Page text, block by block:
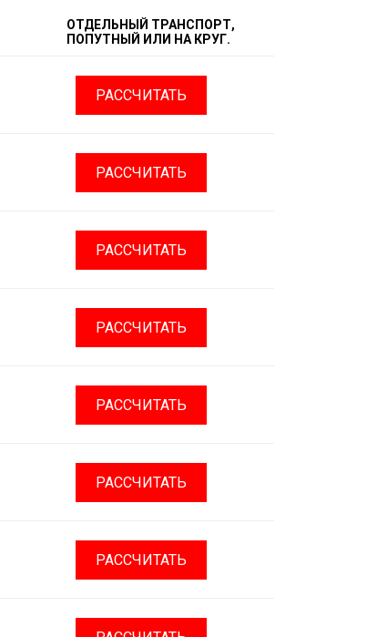
ОТДЕЛЬНЫЙ ТРАНСПОРТ,
ПОПУТНЫЙ ИЛИ НА КРУГ.
РАССЧИТАТЬ
РАССЧИТАТЬ
РАССЧИТАТЬ
РАССЧИТАТЬ
РАССЧИТАТЬ
РАССЧИТАТЬ
РАССЧИТАТЬ